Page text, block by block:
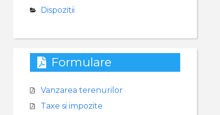
Dispozitii
Formulare
Vanzarea terenurilor
Taxe si impozite